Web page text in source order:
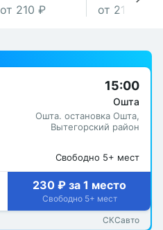
от 210 ₽ от 210 ₽
15:00
Ошта
Ошта. остановка Ошта,
Вытегорский район
Свободно 5+ мест
230 ₽ за 1 место
Свободно 5+ мест
СКСавто